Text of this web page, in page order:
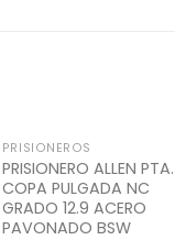
Add to
Wishlist
PRISIONEROS
PRISIONERO ALLEN PTA.
COPA PULGADA NC
GRADO 12.9 ACERO
PAVONADO BSW